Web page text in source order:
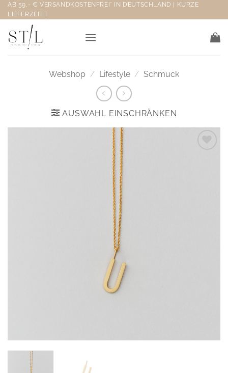
Zum
Inhalt
springen
AB 59,- € VERSANDKOSTENFREI* IN DEUTSCHLAND | KURZE
LIEFERZEIT |
Webshop / Lifestyle / Schmuck
AUSWAHL EINSCHRÄNKEN